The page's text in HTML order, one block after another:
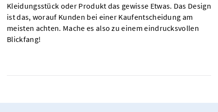
Kleidungsstück oder Produkt das gewisse Etwas. Das Design
ist das, worauf Kunden bei einer Kaufentscheidung am
meisten achten. Mache es also zu einem eindrucksvollen
Blickfang!